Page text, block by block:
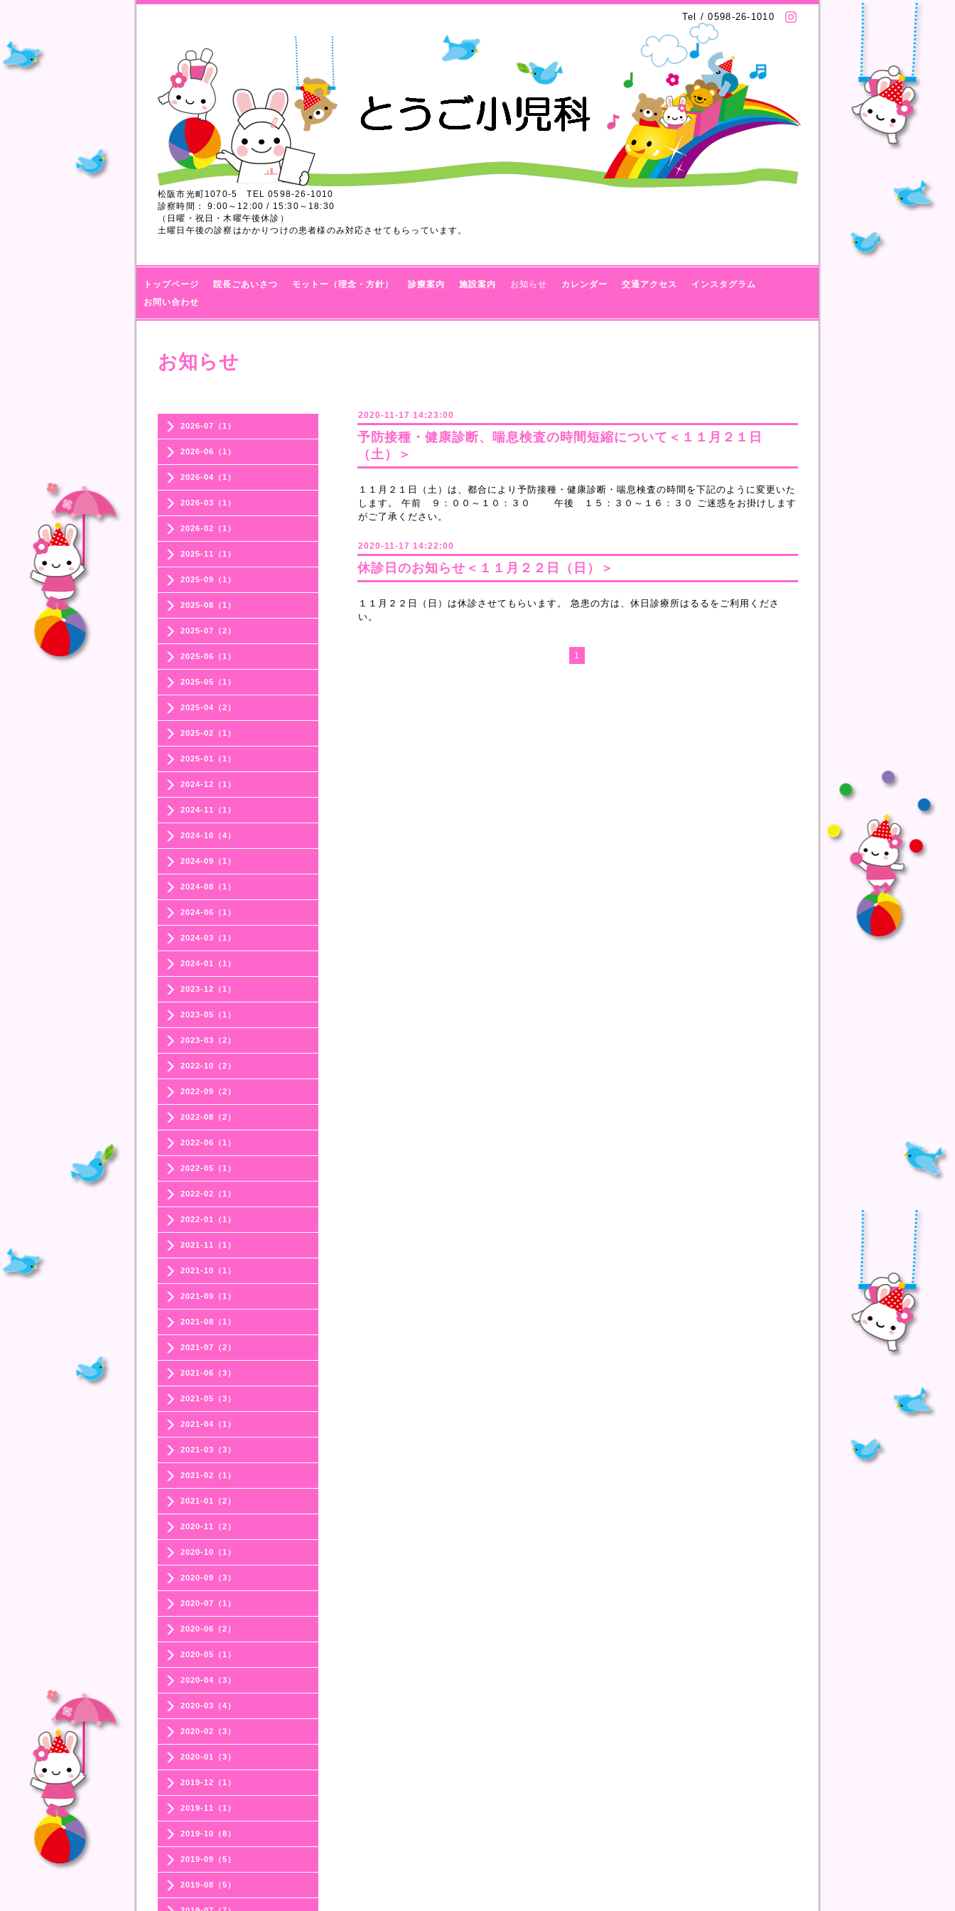
Tel / 0598-26-1010
松阪市光町1070-5 TEL 0598-26-1010
診察時間： 9:00～12:00 / 15:30～18:30
（日曜・祝日・木曜午後休診）
土曜日午後の診察はかかりつけの患者様のみ対応させてもらっています。
トップページ 院長ごあいさつ モットー（理念・方針） 診療案内 施設案内 お知らせ カレンダー 交通アクセス
インスタグラム
お問い合わせ
2026-07（1）
2026-06（1）
2026-04（1）
2026-03（1）
2026-02（1）
2025-11（1）
2025-09（1）
2025-08（1）
2025-07（2）
2025-06（1）
2025-05（1）
2025-04（2）
2025-02（1）
2025-01（1）
2024-12（1）
2024-11（1）
2024-10（4）
2024-09（1）
2024-08（1）
2024-06（1）
2024-03（1）
2024-01（1）
2023-12（1）
2023-05（1）
2023-03（2）
2022-10（2）
2022-09（2）
2022-08（2）
2022-06（1）
2022-05（1）
2022-02（1）
2022-01（1）
2021-11（1）
2021-10（1）
2021-09（1）
2021-08（1）
2021-07（2）
2021-06（3）
2021-05（3）
2021-04（1）
2021-03（3）
2021-02（1）
2021-01（2）
2020-11（2）
2020-10（1）
2020-09（3）
2020-07（1）
2020-06（2）
2020-05（1）
2020-04（3）
2020-03（4）
2020-02（3）
2020-01（3）
2019-12（1）
2019-11（1）
2019-10（8）
2019-09（5）
2019-08（5）
お知らせ
2020-11-17 14:23:00
予防接種・健康診断、喘息検査の時間短縮について＜１１月２１日
（土）＞
１１月２１日（土）は、都合により予防接種・健康診断・喘息検査の時間を下記のように変更いた
します。 午前 ９：００～１０：３０ 午後 １５：３０～１６：３０ ご迷惑をお掛けします
がご了承ください。
2020-11-17 14:22:00
休診日のお知らせ＜１１月２２日（日）＞
１１月２２日（日）は休診させてもらいます。 急患の方は、休日診療所はるるをご利用くださ
い。
1